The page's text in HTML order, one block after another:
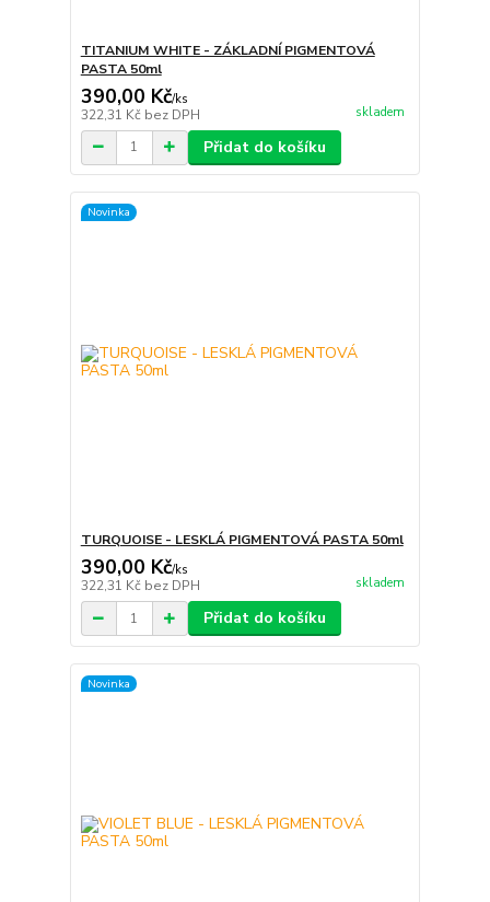
TITANIUM WHITE - ZÁKLADNÍ PIGMENTOVÁ
PASTA 50ml
390,00 Kč/ks
322,31 Kč bez DPH skladem
Přidat do košíku
Novinka
TURQUOISE - LESKLÁ PIGMENTOVÁ PASTA 50ml
390,00 Kč/ks
322,31 Kč bez DPH skladem
Přidat do košíku
Novinka